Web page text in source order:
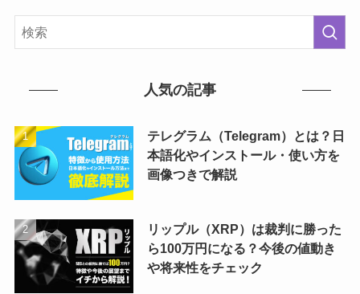
人気の記事
テレグラム（Telegram）とは？日
本語化やインストール・使い方を
画像つきで解説
リップル（XRP）は裁判に勝った
ら100万円になる？今後の値動き
や将来性をチェック